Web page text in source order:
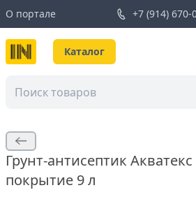
О портале +7 (914) 670-
Каталог
Грунт-антисептик
покрытие 9 л